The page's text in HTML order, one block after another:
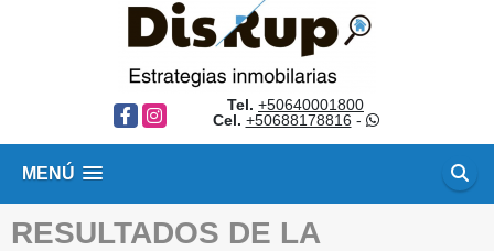
FacebookInstagram
Tel. +50640001800
Cel. +50688178816 -
MENÚ
RESULTADOS DE LA